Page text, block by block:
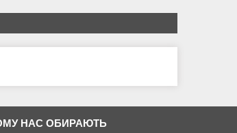
НАС ОБИРАЮТЬ